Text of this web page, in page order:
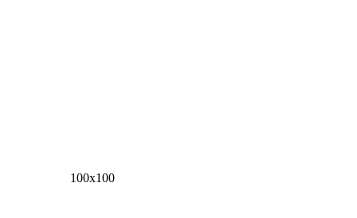
100х100